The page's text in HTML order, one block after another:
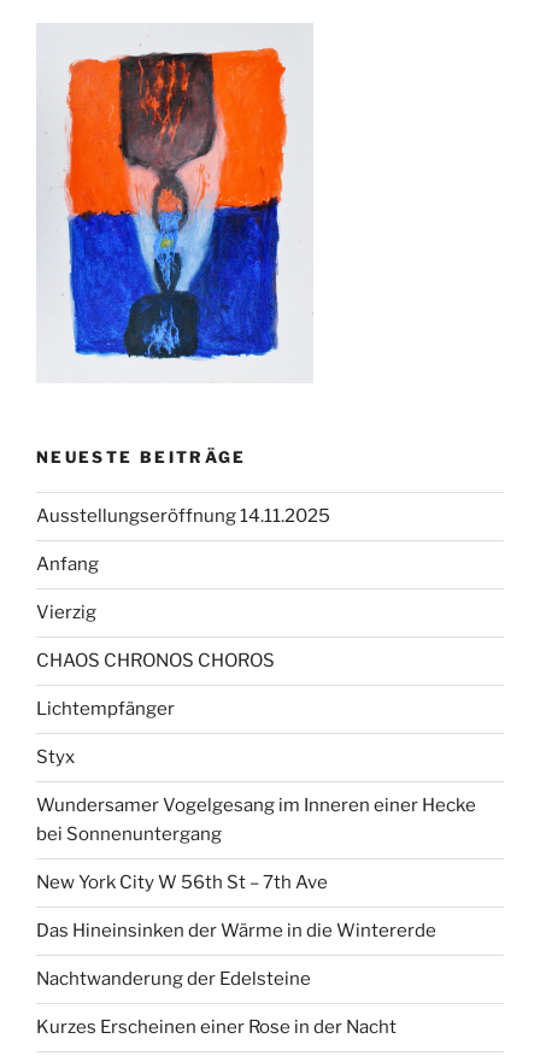
NEUESTE BEITRÄGE
Ausstellungseröffnung 14.11.2025
Anfang
Vierzig
CHAOS CHRONOS CHOROS
Lichtempfänger
Styx
Wundersamer Vogelgesang im Inneren einer Hecke
bei Sonnenuntergang
New York City W 56th St – 7th Ave
Das Hineinsinken der Wärme in die Wintererde
Nachtwanderung der Edelsteine
Kurzes Erscheinen einer Rose in der Nacht